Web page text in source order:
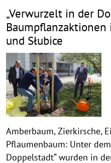
„Verwurzelt in der
und Słubice
Amberbaum, Zierkirsche,
Pflaumenbaum: Unter
Doppelstadt“ wurden in